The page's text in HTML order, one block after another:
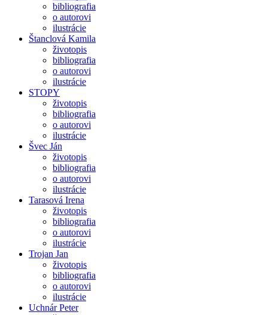
bibliografia
o autorovi
ilustrácie
Štanclová Kamila
životopis
bibliografia
o autorovi
ilustrácie
STOPY
životopis
bibliografia
o autorovi
ilustrácie
Švec Ján
životopis
bibliografia
o autorovi
ilustrácie
Tarasová Irena
životopis
bibliografia
o autorovi
ilustrácie
Trojan Jan
životopis
bibliografia
o autorovi
ilustrácie
Uchnár Peter